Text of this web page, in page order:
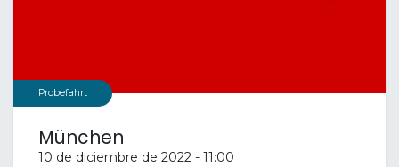
Probefahrt
München
10 de diciembre de 2022 - 11:00